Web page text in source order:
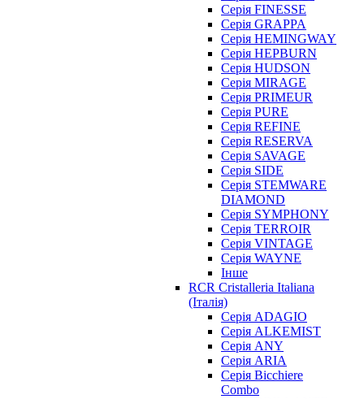
Серія FINESSE
Серія GRAPPA
Серія HEMINGWAY
Серія HEPBURN
Серія HUDSON
Серія MIRAGE
Серія PRIMEUR
Серія PURE
Серія REFINE
Серія RESERVA
Серія SAVAGE
Серія SIDE
Серія STEMWARE
DIAMOND
Серія SYMPHONY
Серія TERROIR
Серія VINTAGE
Серія WAYNE
Інше
RCR Cristalleria Italiana
(Італія)
Серія ADAGIO
Серія ALKEMIST
Серія ANY
Серія ARIA
Серія Bicchiere
Combo